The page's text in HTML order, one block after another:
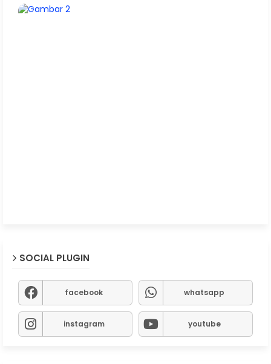
SOCIAL PLUGIN
facebook whatsapp
instagram youtube